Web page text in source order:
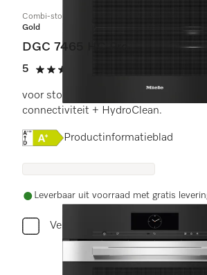
Combi-stoomoven met aansluiting voor vers
Gold
DGC 7465 HC Pro
5
5 sterren op 5
voor stoomkoken, bakken, braden met
connectiviteit + HydroClean.
Online Label Flag, Energielabel
Productinformatieblad
Leverbaar uit voorraad met gratis
Vergelijken